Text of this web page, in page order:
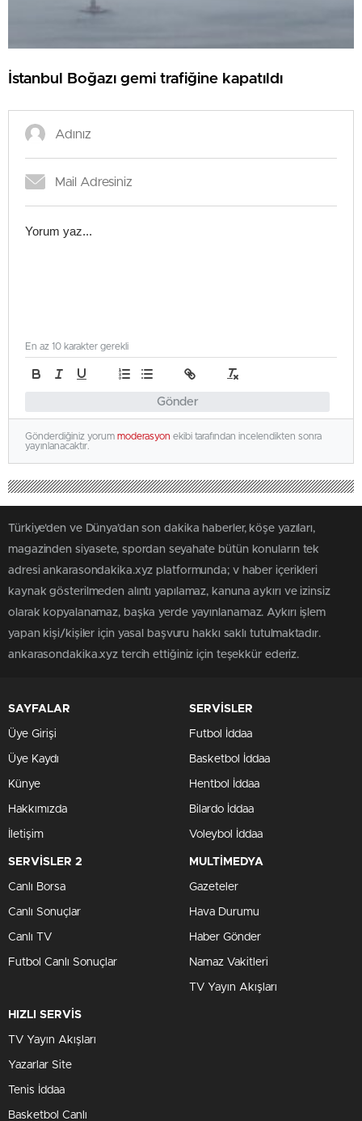
İstanbul Boğazı gemi trafiğine kapatıldı
Gönder
En az 10 karakter gerekli
Gönderdiğiniz yorum moderasyon ekibi tarafından incelendikten sonra
yayınlanacaktır.
Türkiye'den ve Dünya’dan son dakika haberler, köşe yazıları,
magazinden siyasete, spordan seyahate bütün konuların tek
adresi ankarasondakika.xyz platformunda; v haber içerikleri
kaynak gösterilmeden alıntı yapılamaz, kanuna aykırı ve izinsiz
olarak kopyalanamaz, başka yerde yayınlanamaz. Aykırı işlem
yapan kişi/kişiler için yasal başvuru hakkı saklı tutulmaktadır.
ankarasondakika.xyz tercih ettiğiniz için teşekkür ederiz.
SAYFALAR
Üye Girişi
Üye Kaydı
Künye
Hakkımızda
İletişim
SERVİSLER
Futbol İddaa
Basketbol İddaa
Hentbol İddaa
Bilardo İddaa
Voleybol İddaa
SERVİSLER 2
Canlı Borsa
Canlı Sonuçlar
Canlı TV
Futbol Canlı Sonuçlar
MULTİMEDYA
Gazeteler
Hava Durumu
Haber Gönder
Namaz Vakitleri
TV Yayın Akışları
HIZLI SERVİS
TV Yayın Akışları
Yazarlar Site
Tenis İddaa
Basketbol Canlı